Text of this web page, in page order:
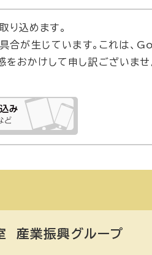
込めます。
合が生じています。これは、
おかけして申し訳ございませ
産業振興グループ